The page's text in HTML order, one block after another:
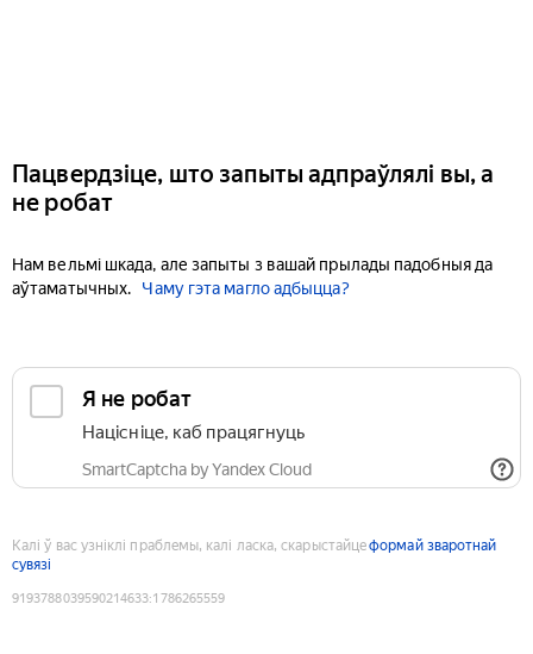
Пацвердзіце, што запыты адпраўлялі вы, а
не робат
Нам вельмі шкада, але запыты з вашай прылады падобныя да
аўтаматычных.
Чаму гэта магло адбыцца?
Я не робат
Націсніце, каб працягнуць
SmartCaptcha by Yandex Cloud
Калі ў вас узніклі праблемы, калі ласка, скарыстайцеформай зваротнай
сувязі
9193788039590214633:1786265559